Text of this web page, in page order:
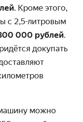
. Кроме этого,
с 2,5-литровым
000 рублей.
докупать
можно